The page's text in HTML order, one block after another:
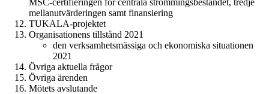
mellanutvärderingen samt finansiering
TUKALA-projektet
Organisationens tillstånd 2021
den verksamhetsmässiga och ekonomiska situationen
2021
Övriga aktuella frågor
Övriga ärenden
Mötets avslutande